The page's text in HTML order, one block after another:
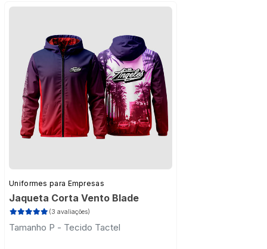
Uniformes para Empresas
Jaqueta Corta Vento Blade
(3 avaliações)
Tamanho P - Tecido Tactel